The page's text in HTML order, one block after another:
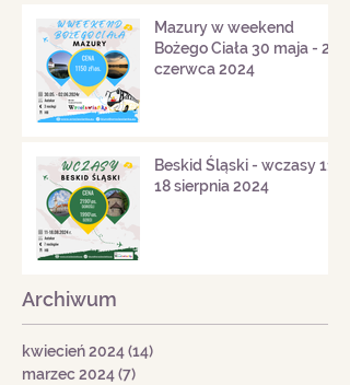
Mazury w weekend
Bożego Ciała 30 maja - 2
czerwca 2024
Beskid Śląski - wczasy 11-
18 sierpnia 2024
Archiwum
kwiecień 2024(14)
marzec 2024(7)